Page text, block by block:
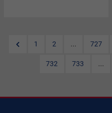
1 2 ... 727
732 733 ...